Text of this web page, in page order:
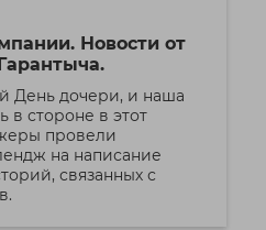
Новости от
День дочери, и наша
в стороне в этот
провели
на написание
связанных с